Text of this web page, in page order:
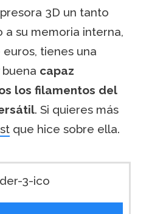
3D un tanto
su memoria interna,
tienes una
capaz
los filamentos del
. Si quieres más
que hice sobre ella.